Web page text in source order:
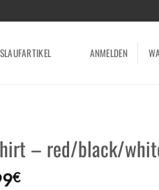
ANMELDEN
– red/black/
€